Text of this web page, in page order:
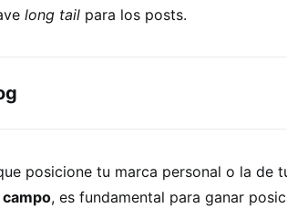
long tail para los posts.
posicione tu marca personal o la de
, es fundamental para ganar